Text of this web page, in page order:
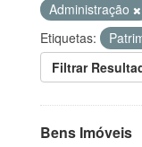
Administração
Etiquetas:
Filtrar
Bens Imóveis